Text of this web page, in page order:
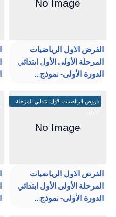
الفرض الاول الرياضيات
المرحلة الأولى الأول ابتدائي
الدورة الأولى- نموذج...
فروض الرياضيات الأول ابتدائي المرحلة
الفرض الاول الرياضيات
المرحلة الأولى الأول ابتدائي
الدورة الأولى- نموذج...